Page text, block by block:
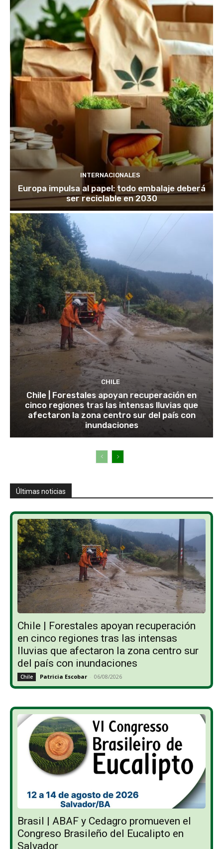
INTERNACIONALES
Europa impulsa al papel: todo embalaje deberá
ser reciclable en 2030
CHILE
Chile | Forestales apoyan recuperación en
cinco regiones tras las intensas lluvias que
afectaron la zona centro sur del país con
inundaciones
Últimas noticias
Chile | Forestales apoyan recuperación
en cinco regiones tras las intensas
lluvias que afectaron la zona centro sur
del país con inundaciones
Chile Patricia Escobar - 06/08/2026
Brasil | ABAF y Cedagro promueven el
Congreso Brasileño del Eucalipto en
Salvador